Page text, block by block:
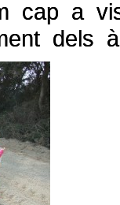
cap a
dels